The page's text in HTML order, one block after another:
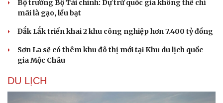
Bộ trưởng Bộ Tài chính: Dự trữ quốc gia không thể chỉ
mãi là gạo, lều bạt
Đắk Lắk triển khai 2 khu công nghiệp hơn 7.400 tỷ đồng
Sơn La sẽ có thêm khu đô thị mới tại Khu du lịch quốc
gia Mộc Châu
DU LỊCH